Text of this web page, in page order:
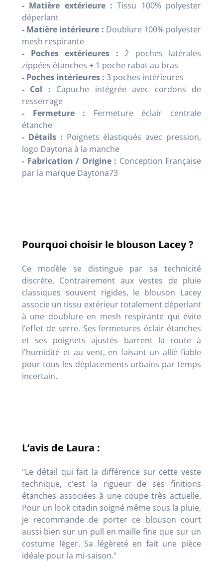
- Matière extérieure : Tissu 100% polyester
déperlant
- Matière intérieure : Doublure 100% polyester
mesh respirante
- Poches extérieures : 2 poches latérales
zippées étanches + 1 poche rabat au bras
- Poches intérieures : 3 poches intérieures
- Col : Capuche intégrée avec cordons de
resserrage
- Fermeture : Fermeture éclair centrale
étanche
- Détails : Poignets élastiqués avec pression,
logo Daytona à la manche
- Fabrication / Origine : Conception Française
par la marque Daytona73
Pourquoi choisir le blouson Lacey ?
Ce modèle se distingue par sa technicité
discrète. Contrairement aux vestes de pluie
classiques souvent rigides, le blouson Lacey
associe un tissu extérieur totalement déperlant
à une doublure en mesh respirante qui évite
l'effet de serre. Ses fermetures éclair étanches
et ses poignets ajustés barrent la route à
l'humidité et au vent, en faisant un allié fiable
pour tous les déplacements urbains par temps
incertain.
L’avis de Laura :
"Le détail qui fait la différence sur cette veste
technique, c'est la rigueur de ses finitions
étanches associées à une coupe très actuelle.
Pour un look citadin soigné même sous la pluie,
je recommande de porter ce blouson court
aussi bien sur un pull en maille fine que sur un
costume léger. Sa légèreté en fait une pièce
idéale pour la mi-saison."